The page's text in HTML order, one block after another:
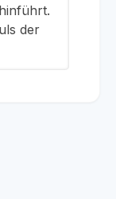
der